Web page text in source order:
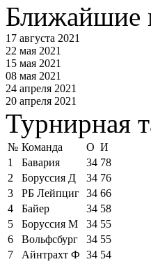
Ближайшие
17 августа 2021
22 мая 2021
15 мая 2021
08 мая 2021
24 апреля 2021
20 апреля 2021
Турнирная
№ Команда О И
1
Бавария 34 78
2
Боруссия Д 34 76
3
РБ Лейпциг 34 66
4
Байер 34 58
5
Боруссия М 34 55
6
Вольфсбург 34 55
7
Айнтрахт Ф 34 54